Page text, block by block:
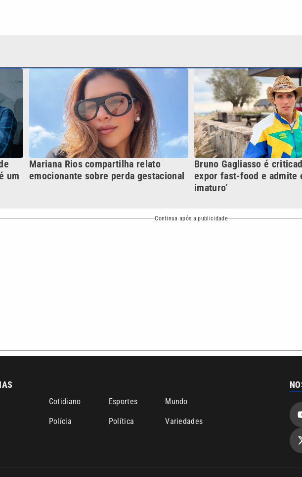
um
Mariana Rios compartilha relato
emocionante sobre perda gestacional
Bruno Gagliasso é
expor fast-food e admite
imaturo’
Continua após a publicidade
Empresa de Comunicação PRM Ltda – CNPJ: 01.773.119.0001-60